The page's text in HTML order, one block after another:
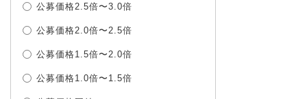
公募価格2.5倍〜3.0倍
公募価格2.0倍〜2.5倍
公募価格1.5倍〜2.0倍
公募価格1.0倍〜1.5倍